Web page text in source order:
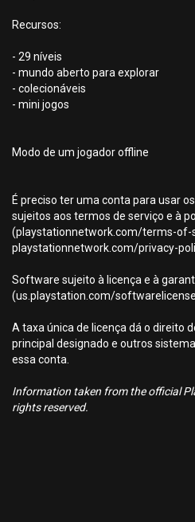
Recursos:
- 29 níveis
- mundo aberto para explorar
- colecionáveis
- mini jogos
Modo de um jogador offline
É preciso ter uma conta para usar
sujeitos aos termos de serviço e à
(playstationnetwork.com/terms-of-
playstationnetwork.com/privacy-
Software sujeito à licença e à
(us.playstation.com/
A taxa única de licença dá o direito
principal designado e outros
essa conta.
Information taken from the official
rights reserved.